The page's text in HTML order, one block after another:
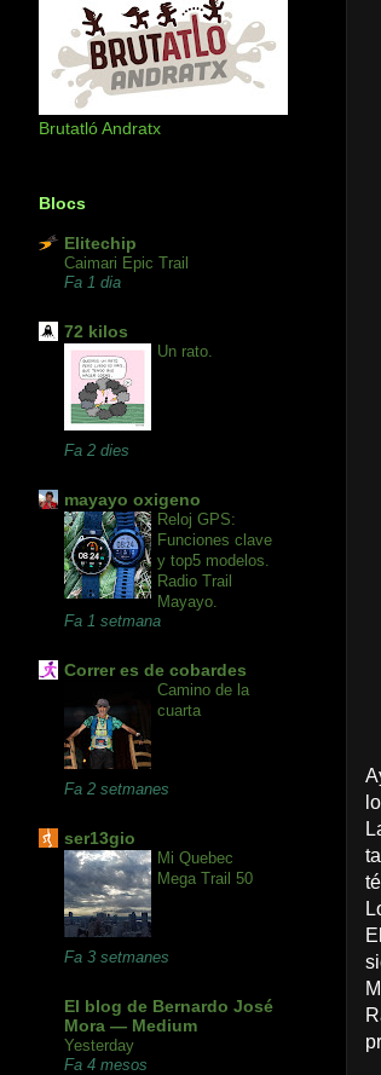
Brutatló Andratx
Blocs
Elitechip
Caimari Epic Trail
Fa 1 dia
72 kilos
Un rato.
Fa 2 dies
mayayo oxigeno
Reloj GPS:
Funciones clave
y top5 modelos.
Radio Trail
Mayayo.
Fa 1 setmana
Correr es de cobardes
Camino de la
cuarta
Fa 2 setmanes
ser13gio
Mi Quebec
Mega Trail 50
Fa 3 setmanes
El blog de Bernardo José
Mora — Medium
Yesterday
Fa 4 mesos